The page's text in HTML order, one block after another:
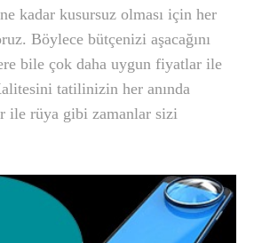
kadar kusursuz olması için her
Böylece bütçenizi aşacağını
bile çok daha uygun fiyatlar ile
tatilinizin her anında
ile rüya gibi zamanlar sizi